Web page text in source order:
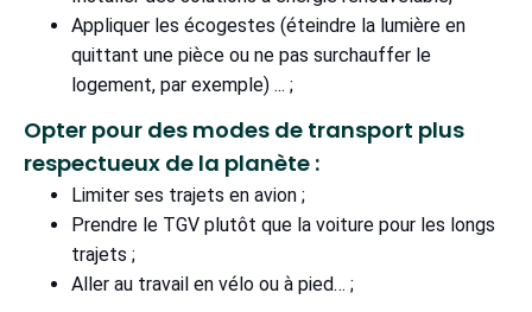
Appliquer les écogestes (éteindre la lumière en
quittant une pièce ou ne pas surchauffer le
logement, par exemple) ... ;
Opter pour des modes de transport plus
respectueux de la planète :
Limiter ses trajets en avion ;
Prendre le TGV plutôt que la voiture pour les longs
trajets ;
Aller au travail en vélo ou à pied… ;